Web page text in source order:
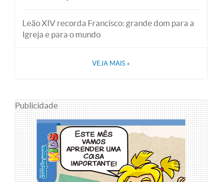
Leão XIV recorda Francisco: grande dom para a
Igreja e para o mundo
VEJA MAIS »
Publicidade